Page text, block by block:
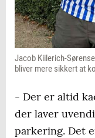
Jacob Kiilerich-
bliver mere sikkert at
- Der er altid
der laver
parkering. Det